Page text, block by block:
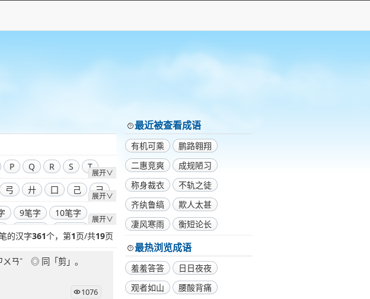
展开∨
P Q R S
T
展开∨
弓 廾 囗 己
彐
展开∨
9笔字
10笔字
18笔字
19笔字
27笔字
28笔字
36笔字
39笔字
的汉字361个，第1页/共19页
zuān ㄗㄨㄢˉ ◎ 同「剪」。
1076
最近被查看成语
有机可乘
鹏路翱翔
二惠竞爽
成规陋习
称身裁衣
不轨之徒
齐纨鲁缟
欺人太甚
凄风寒雨
衡短论长
最热浏览成语
羞羞答答
日日夜夜
观者如山
腰酸背痛